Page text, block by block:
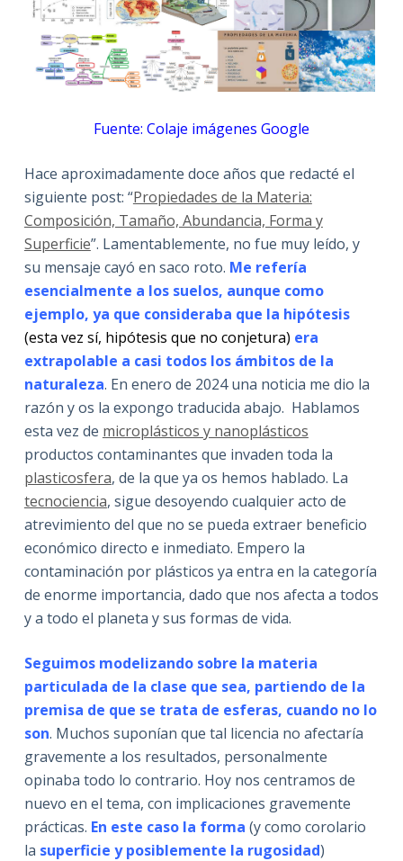
Fuente: Colaje imágenes Google
Hace aproximadamente doce años que redacté el
siguiente post: “Propiedades de la Materia:
Composición, Tamaño, Abundancia, Forma y
Superficie”. Lamentablemente, no fue muy leído, y
su mensaje cayó en saco roto. Me refería
esencialmente a los suelos, aunque como
ejemplo, ya que consideraba que la hipótesis
(esta vez sí, hipótesis que no conjetura) era
extrapolable a casi todos los ámbitos de la
naturaleza. En enero de 2024 una noticia me dio la
razón y os la expongo traducida abajo. Hablamos
esta vez de microplásticos y nanoplásticos
productos contaminantes que invaden toda la
plasticosfera, de la que ya os hemos hablado. La
tecnociencia, sigue desoyendo cualquier acto de
atrevimiento del que no se pueda extraer beneficio
económico directo e inmediato. Empero la
contaminación por plásticos ya entra en la categoría
de enorme importancia, dado que nos afecta a todos
y a todo el planeta y sus formas de vida.
Seguimos modelizando sobre la materia
particulada de la clase que sea, partiendo de la
premisa de que se trata de esferas, cuando no lo
son. Muchos suponían que tal licencia no afectaría
gravemente a los resultados, personalmente
opinaba todo lo contrario. Hoy nos centramos de
nuevo en el tema, con implicaciones gravemente
prácticas. En este caso la forma (y como corolario
la superficie y posiblemente la rugosidad)